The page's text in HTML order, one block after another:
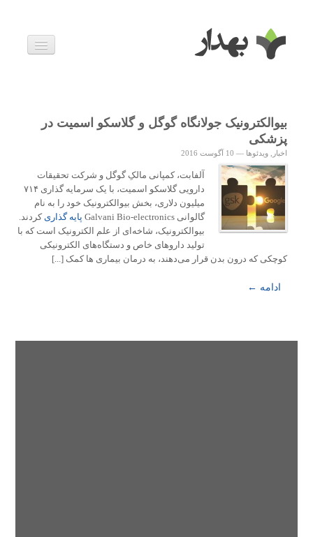
زندگی سالم
خانواده و بارداری
درباره ما
بیوالکترونیک جولانگاه گوگل و گلاسکو اسمیت در
پزشکی
اخبار ویدئوها — 10 آگوست 2016
آلفابت، کمپانی مالکِ گوگل و شرکت تحقیقات
دارویی گلاسکو اسمیت، با یک سرمایه گذاری ۷۱۴
میلیون دلاری، بخش بیوالکترونیک خود را به نام
گالوانی Galvani Bio-electronics
پایه گذاری کردند.
بیوالکترونیک، شاخه‌ای از علم الکترونیک است که با
تولید داروهای خاص و دستگاه‌های الکترونیکی
کوچکی که درون بدن قرار می‌دهند، به درمان بیماری ها کمک [...]
ادامه ←